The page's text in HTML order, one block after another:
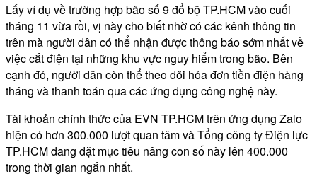
Lấy ví dụ về trường hợp bão số 9 đổ bộ TP.HCM vào cuối
tháng 11 vừa rồi, vị này cho biết nhờ có các kênh thông tin
trên mà người dân có thể nhận được thông báo sớm nhất về
việc cắt điện tại những khu vực nguy hiểm trong bão. Bên
cạnh đó, người dân còn thể theo dõi hóa đơn tiền điện hàng
tháng và thanh toán qua các ứng dụng công nghệ này.
Tài khoản chính thức của EVN TP.HCM trên ứng dụng Zalo
hiện có hơn 300.000 lượt quan tâm và Tổng công ty Điện lực
TP.HCM đang đặt mục tiêu nâng con số này lên 400.000
trong thời gian ngắn nhất.